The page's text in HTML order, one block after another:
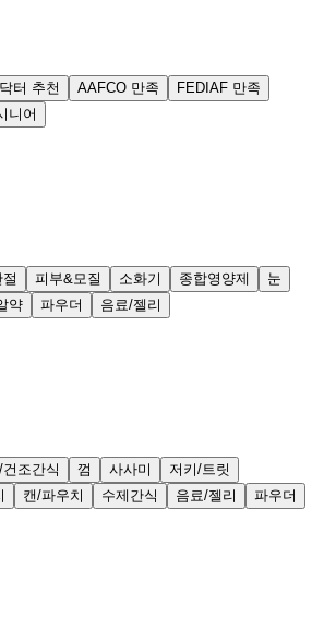
터 추천 AAFCO 만족
FEDIAF 만족
니어
피부&모질 소화기 종합영양제
눈
약 파우더 음료/젤리
조간식 껌 사사미
저키/트릿
캔/파우치 수제간식 음료/젤리 파우더